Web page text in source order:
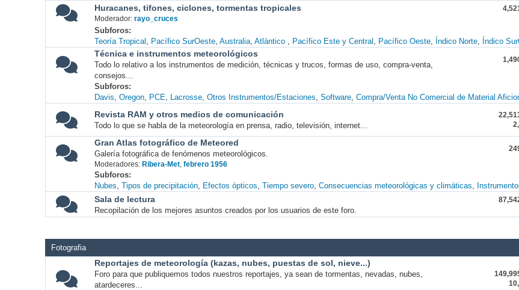
Huracanes, tifones, ciclones, tormentas tropicales
Moderador: rayo_cruces
Subforos
Teoría Tropical
Pacífico SurOeste Australia Atlántico Pacífico Este y Central Pacífico Oeste Índico Norte Índico
Técnica e instrumentos meteorológicos
Todo lo relativo a los instrumentos de medición, técnicas y trucos, formas de uso, compra-venta,
consejos...
Subforos
Davis Oregon PCE Lacrosse Otros Instrumentos/Estaciones Software Compra/Venta No Comercial de Material
Revista RAM y otros medios de comunicación
Todo lo que se habla de la meteorología en prensa, radio, televisión, internet...
Gran Atlas fotográfico de Meteored
Galería fotográfica de fenómenos meteorológicos.
Moderadores: Ribera-Met, febrero 1956
Subforos
Nubes Tipos de precipitación Efectos ópticos Tiempo severo Consecuencias meteorológicas y climáticas
Sala de lectura
Recopilación de los mejores asuntos creados por los usuarios de este foro.
Fotografia
Reportajes de meteorología (kazas, nubes, puestas de sol, nieve...)
Foro para que publiquemos todos nuestros reportajes, ya sean de tormentas, nevadas, nubes,
atardeceres...